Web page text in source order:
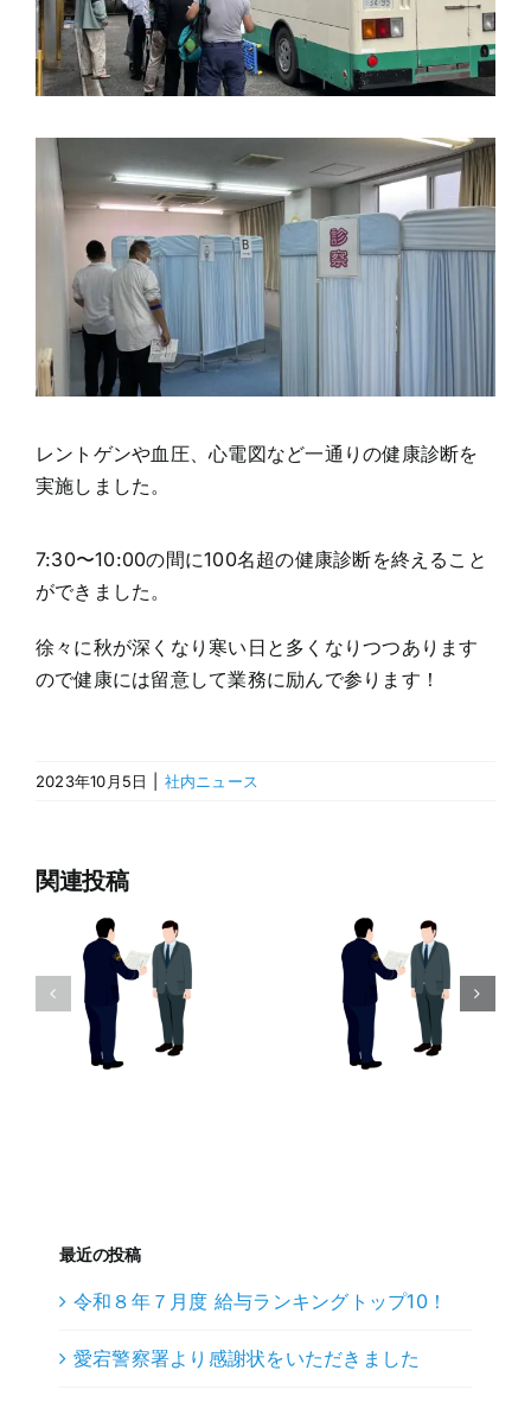
レントゲンや血圧、心電図など一通りの健康診断を
実施しました。
7:30〜10:00の間に100名超の健康診断を終えること
ができました。
徐々に秋が深くなり寒い日と多くなりつつあります
ので健康には留意して業務に励んで参ります！
2023年10月5日 社内ニュース
関連投稿
最近の投稿
令和８年７月度 給与ランキングトップ10！
愛宕警察署より感謝状をいただきました